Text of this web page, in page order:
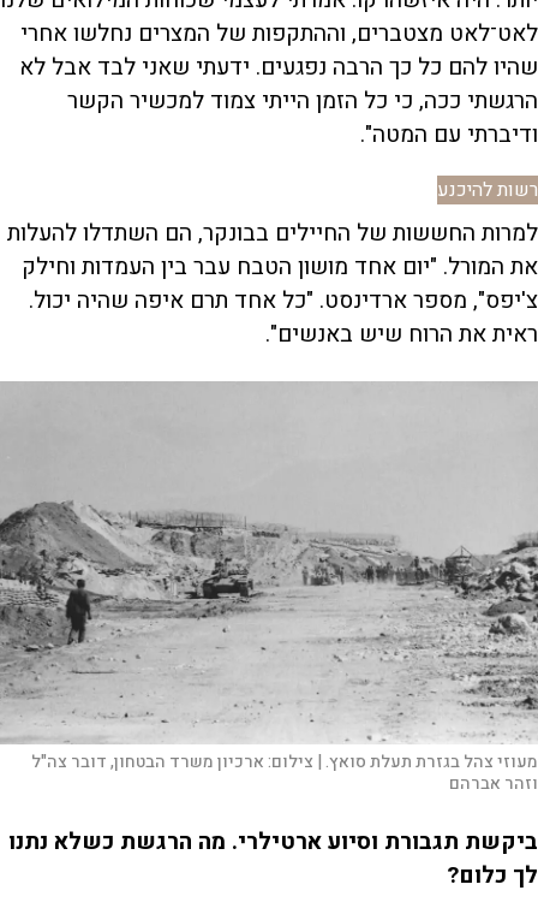
לאט־לאט מצטברים, וההתקפות של המצרים נחלשו אחרי
שהיו להם כל כך הרבה נפגעים. ידעתי שאני לבד אבל לא
הרגשתי ככה, כי כל הזמן הייתי צמוד למכשיר הקשר
ודיברתי עם המטה".
רשות להיכנע
למרות החששות של החיילים בבונקר, הם השתדלו להעלות
את המורל. "יום אחד מושון הטבח עבר בין העמדות וחילק
צ'יפס", מספר ארדינסט. "כל אחד תרם איפה שהיה יכול.
ראית את הרוח שיש באנשים".
מעוזי צהל בגזרת תעלת סואץ. | צילום:ארכיון משרד הבטחון, דובר צה"ל
וזהר אברהם
ביקשת תגבורת וסיוע ארטילרי. מה הרגשת כשלא נתנו
לך כלום?